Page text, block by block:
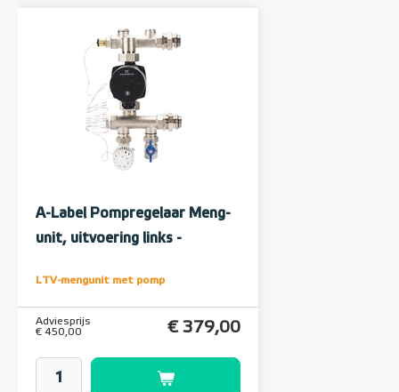
A-Label Pompregelaar Meng-
unit, uitvoering links -
LTV-mengunit met pomp
Adviesprijs
€ 450,00
€ 379,00